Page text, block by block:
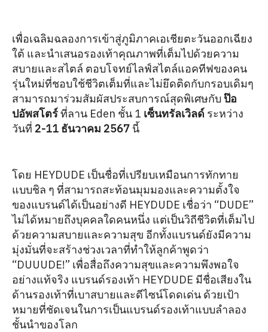
เพื่อเฉลิมฉลองการเข้าสู่ภูมิภาคเอเชียตะวันออกเฉียง
ใต้ และนำเสนอรองเท้าคุณภาพที่เต็มไปด้วยความ
สบายและสไตล์ ตอบโจทย์ไลฟ์สไตล์แอคทีฟของคน
รุ่นใหม่ที่ชอบใช้ชีวิตเต็มที่และไม่ยึดติดกับกรอบเดิมๆ
สามารถมาร่วมสัมผัสประสบการณ์สุดพิเศษกับป๊อ
ปอัพสโตร์ที่ลาน Eden ชั้น 1 เซ็นทรัลเวิลด์ ระหว่าง
วันที่ 2-11 ธันวาคม 2567 นี้
โดย HEYDUDE เป็นชื่อที่เปรียบเหมือนการทักทาย
แบบชิล ๆ ที่สามารถสะท้อนมุมมองและความตั้งใจ
ของแบรนด์ได้เป็นอย่างดี HEYDUDE เชื่อว่า “DUDE”
ไม่ได้หมายถึงบุคคลใดคนหนึ่ง แต่เป็นวิถีชีวิตที่เต็มไป
ด้วยความสบายและความสุข อีกทั้งแบรนด์ยังมีความ
มุ่งมั่นที่จะสร้างช่วงเวลาที่ทำให้ลูกค้าพูดว่า
“DUUUDE!” เพื่อสื่อถึงความสุขและความพึงพอใจ
อย่างแท้จริง แบรนด์รองเท้า HEYDUDE มีชื่อเสียงใน
ด้านรองเท้าที่เบาสบายและดีไซน์โดดเด่น ด้วยเป้า
หมายที่ชัดเจนในการเป็นแบรนด์รองเท้าแบบลำลอง
ชั้นนำของโลก